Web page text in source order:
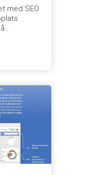
med SEO